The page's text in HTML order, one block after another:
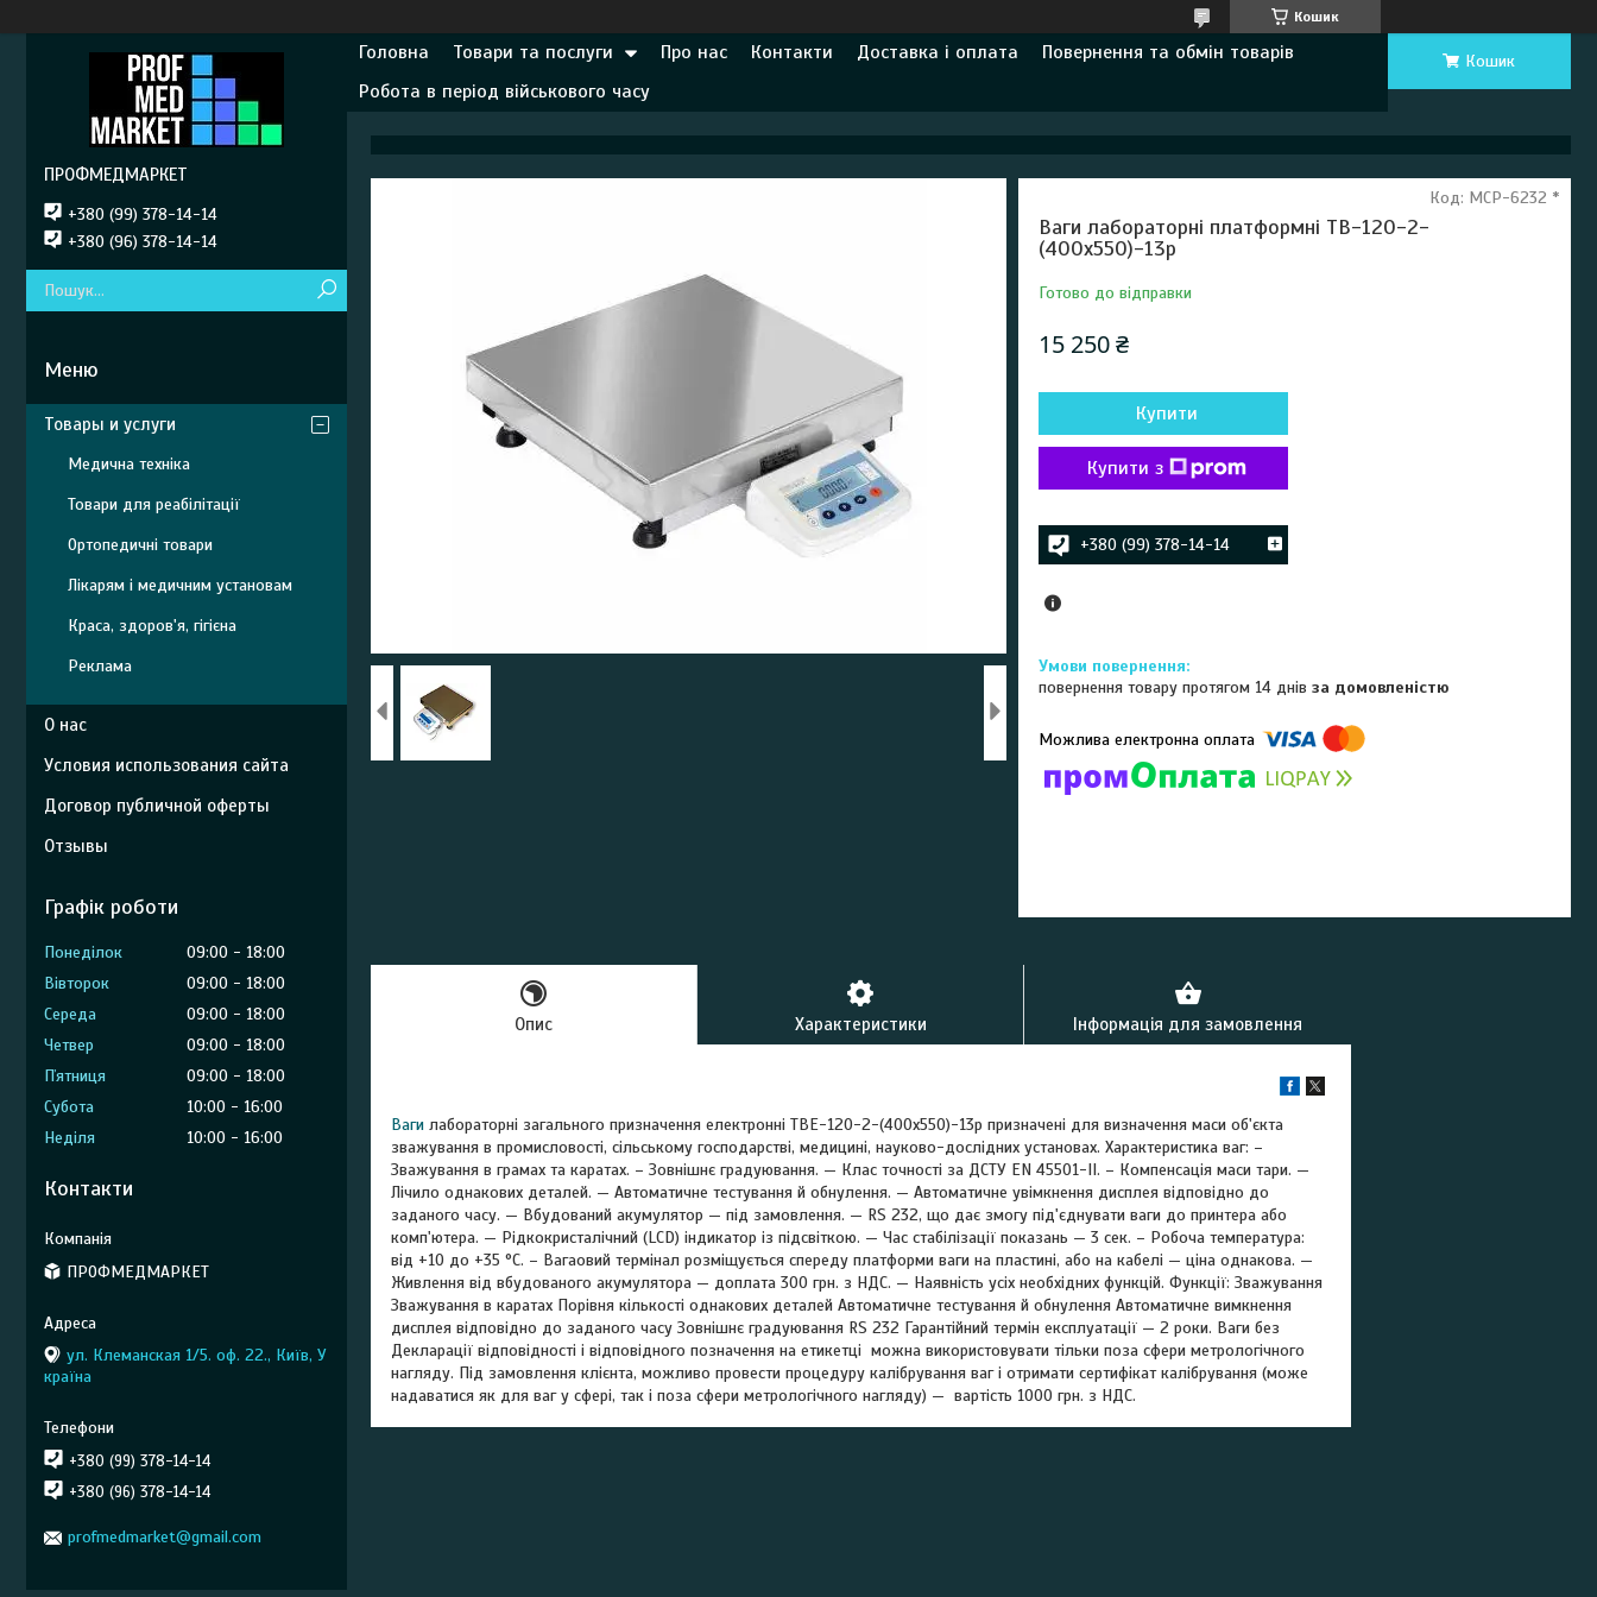
Кошик
Головна Товари та послуги Про нас Контакти Доставка і оплата
Повернення та обмін товарів
Робота в період військового часу
Кошик
Ваги лабораторні платформні ТВ-120-2-
(400х550)-13р
Готово до відправки
Код: MCP-6232 *
15 250 ₴
Купити
Купити з
+380 (99) 378-14-14
повернення товару протягом 14 днівза домовленістю
Опис Характеристики Інформація для замовлення
Ваги лабораторні загального призначення електронні ТВЕ-120-2-(400х550)-13р призначені для визначення маси об'єкта
зважування в промисловості, сільському господарстві, медицині, науково-дослідних установах. Характеристика ваг: –
Зважування в грамах та каратах. – Зовнішнє градуювання. — Клас точності за ДСТУ EN 45501-II. – Компенсація маси тари. —
Лічило однакових деталей. — Автоматичне тестування й обнулення. — Автоматичне увімкнення дисплея відповідно до
заданого часу. — Вбудований акумулятор — під замовлення. — RS 232, що дає змогу під'єднувати ваги до принтера або
комп'ютера. — Рідкокристалічний (LCD) індикатор із підсвіткою. — Час стабілізації показань — 3 сек. – Робоча температура:
від +10 до +35 °C. – Вагаовий термінал розміщується спереду платформи ваги на пластині, або на кабелі — ціна однакова. —
Живлення від вбудованого акумулятора — доплата 300 грн. з НДС. — Наявність усіх необхідних функцій. Функції: Зважування
Зважування в каратах Порівня кількості однакових деталей Автоматичне тестування й обнулення Автоматичне вимкнення
дисплея відповідно до заданого часу Зовнішнє градуювання RS 232 Гарантійний термін експлуатації — 2 роки. Ваги без
Декларації відповідності і відповідного позначення на етикетці можна використовувати тільки поза сфери метрологічного
нагляду. Під замовлення клієнта, можливо провести процедуру калібрування ваг і отримати сертифікат калібрування (може
надаватися як для ваг у сфері, так і поза сфери метрологічного нагляду) — вартість 1000 грн. з НДС.
ПРОФМЕДМАРКЕТ
+380 (99) 378-14-14
+380 (96) 378-14-14
Товары и услуги
Медична техніка
Товари для реабілітації
Ортопедичні товари
Лікарям і медичним установам
Краса, здоров'я, гігієна
Реклама
О нас
Условия использования сайта
Договор публичной оферты
Отзывы
Графік роботи
Понеділок 09:00
18:00
Вівторок
09:00
18:00
Середа
09:00
18:00
Четвер
09:00
18:00
Пʼятниця
09:00
18:00
Субота
10:00
16:00
Неділя
10:00 16:00
Контакти
ПРОФМЕДМАРКЕТ
ул. Клеманская 1/5. оф. 22., Київ, У
країна
+380 (99) 378-14-14
+380 (96) 378-14-14
profmedmarket@gmail.com